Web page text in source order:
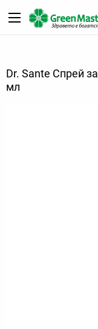
Dr. Sante Спрей
мл